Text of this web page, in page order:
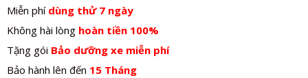
Miễn phí dùng thử 7 ngày
Không hài lòng hoàn tiền 100%
Tặng gói Bảo dưỡng xe miễn phí
Bảo hành lên đến 15 Tháng